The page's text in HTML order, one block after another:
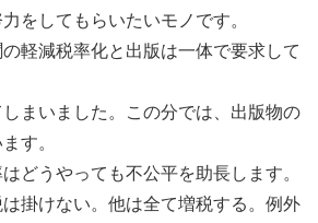
をしてもらいたいモノです。
軽減税率化と出版は一体で要求して
まいました。この分では、出版物の
す。
どうやっても不公平を助長します。
掛けない。他は全て増税する。例外